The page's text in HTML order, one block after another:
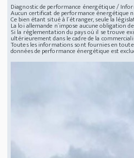
Diagnostic de performance énergétique /
Aucun certificat de performance énergétique
Ce bien étant situé à l´étranger, seule la
La loi allemande n´impose aucune obligation
Si la réglementation du pays où il se trouve
ultérieurement dans le cadre de la
Toutes les informations sont fournies en
données de performance énergétique est